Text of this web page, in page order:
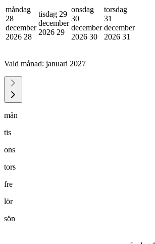
måndag
28
december
2026 28
tisdag 29
december
2026 29
onsdag
30
december
2026 30
torsdag
31
december
2026 31
Vald månad: januari 2027
mån
tis
ons
tors
fre
lör
sön